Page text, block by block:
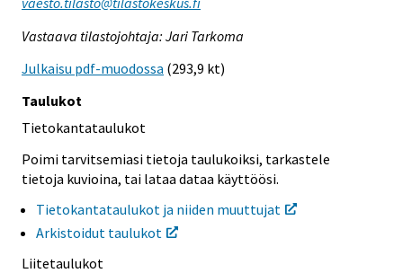
Vastaava tilastojohtaja: Jari Tarkoma
Julkaisu pdf-muodossa (293,9 kt)
Taulukot
Tietokantataulukot
Poimi tarvitsemiasi tietoja taulukoiksi, tarkastele
tietoja kuvioina, tai lataa dataa käyttöösi.
Tietokantataulukot ja niiden muuttujat
Arkistoidut taulukot
Liitetaulukot